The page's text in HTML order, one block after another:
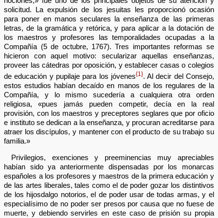
solicitud. La expulsión de los jesuitas les proporcionó ocasión
para poner en manos seculares la enseñanza de las primeras
letras, de la gramática y retórica, y para aplicar a la dotación de
los maestros y profesores las temporalidades ocupadas a la
Compañía (5 de octubre, 1767). Tres importantes reformas se
hicieron con aquel motivo: secularizar aquellas enseñanzas,
proveer las cátedras por oposición, y establecer casas o colegios
de educación y pupilaje para los jóvenes{1}. Al decir del Consejo,
estos estudios habían decaído en manos de los regulares de la
Compañía, y lo mismo sucedería a cualquiera otra orden
religiosa, «pues jamás pueden competir, decía en la real
provisión, con los maestros y preceptores seglares que por oficio
e instituto se dedican a la enseñanza, y procuran acreditarse para
atraer los discípulos, y mantener con el producto de su trabajo su
familia.»
Privilegios, exenciones y preeminencias muy apreciables
habían sido ya anteriormente dispensadas por los monarcas
españoles a los profesores y maestros de la primera educación y
de las artes liberales, tales como el de poder gozar los distintivos
de los hijosdalgo notorios, el de poder usar de todas armas, y el
especialísimo de no poder ser presos por causa que no fuese de
muerte, y debiendo servirles en este caso de prisión su propia